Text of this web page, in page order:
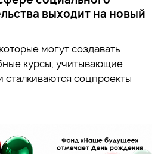
выходит на новый
могут создавать
курсы, учитывающие
сталкиваются соцпроекты